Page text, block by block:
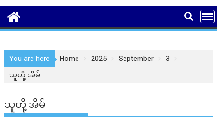
You are here Home 2025 September
3
သူတို့ အိမ်
သူတို့ အိမ်